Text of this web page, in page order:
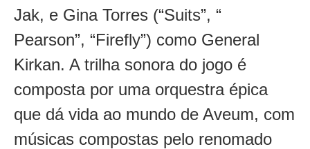
Jak, e Gina Torres (“Suits”, “
Pearson”, “Firefly”) como General
Kirkan. A trilha sonora do jogo é
composta por uma orquestra épica
que dá vida ao mundo de Aveum, com
músicas compostas pelo renomado